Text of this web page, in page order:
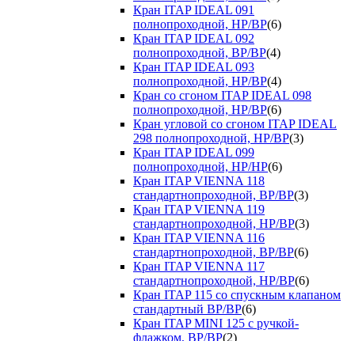
Кран ITAP IDEAL 091
полнопроходной, НР/ВР(6)
Кран ITAP IDEAL 092
полнопроходной, ВР/ВР(4)
Кран ITAP IDEAL 093
полнопроходной, НР/ВР(4)
Кран со сгоном ITAP IDEAL 098
полнопроходной, НР/ВР(6)
Кран угловой со сгоном ITAP IDEAL
298 полнопроходной, НР/ВР(3)
Кран ITAP IDEAL 099
полнопроходной, НР/НР(6)
Кран ITAP VIENNA 118
стандартнопроходной, ВР/ВР(3)
Кран ITAP VIENNA 119
стандартнопроходной, НР/ВР(3)
Кран ITAP VIENNA 116
стандартнопроходной, ВР/ВР(6)
Кран ITAP VIENNA 117
стандартнопроходной, НР/ВР(6)
Кран ITAP 115 со спускным клапаном
стандартный ВР/ВР(6)
Кран ITAP MINI 125 с ручкой-
флажком, ВР/ВР(2)